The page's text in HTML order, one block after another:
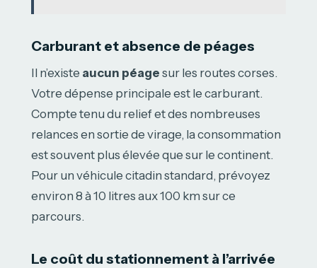
Carburant et absence de péages
Il n’existe aucun péage sur les routes corses.
Votre dépense principale est le carburant.
Compte tenu du relief et des nombreuses
relances en sortie de virage, la consommation
est souvent plus élevée que sur le continent.
Pour un véhicule citadin standard, prévoyez
environ 8 à 10 litres aux 100 km sur ce
parcours.
Le coût du stationnement à l’arrivée